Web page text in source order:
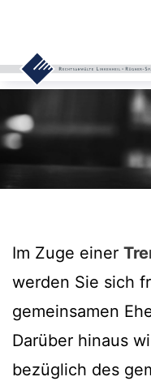
Im Zuge einer
werden Sie sich
gemeinsamen
Darüber hinaus
bezüglich des